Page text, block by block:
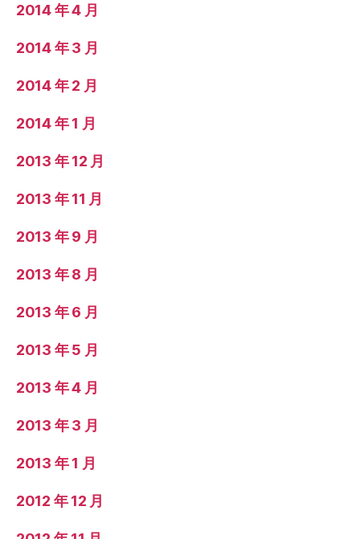
2014 年 4 月
2014 年 3 月
2014 年 2 月
2014 年 1 月
2013 年 12 月
2013 年 11 月
2013 年 9 月
2013 年 8 月
2013 年 6 月
2013 年 5 月
2013 年 4 月
2013 年 3 月
2013 年 1 月
2012 年 12 月